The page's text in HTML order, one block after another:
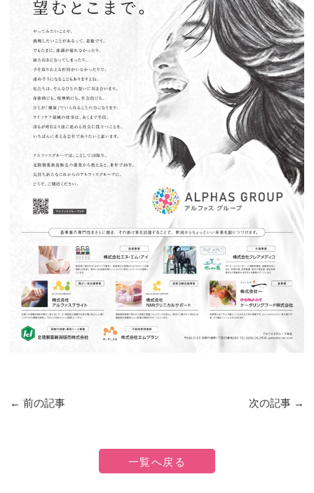
← 前の記事 次の記事 →
一覧へ戻る